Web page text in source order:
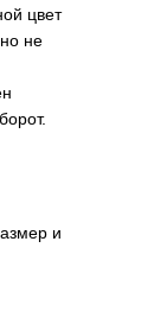
цвет
не
и